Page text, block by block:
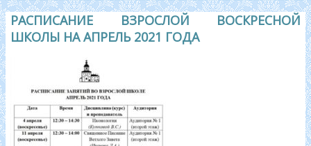
РАСПИСАНИЕ ВЗРОСЛОЙ ВОСКРЕСНОЙ
ШКОЛЫ НА АПРЕЛЬ 2021 ГОДА